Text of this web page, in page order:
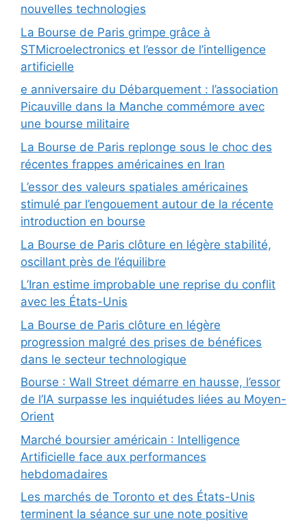
nouvelles technologies
La Bourse de Paris grimpe grâce à
STMicroelectronics et l’essor de l’intelligence
artificielle
e anniversaire du Débarquement : l’association
Picauville dans la Manche commémore avec
une bourse militaire
La Bourse de Paris replonge sous le choc des
récentes frappes américaines en Iran
L’essor des valeurs spatiales américaines
stimulé par l’engouement autour de la récente
introduction en bourse
La Bourse de Paris clôture en légère stabilité,
oscillant près de l’équilibre
L’Iran estime improbable une reprise du conflit
avec les États-Unis
La Bourse de Paris clôture en légère
progression malgré des prises de bénéfices
dans le secteur technologique
Bourse : Wall Street démarre en hausse, l’essor
de l’IA surpasse les inquiétudes liées au Moyen-
Orient
Marché boursier américain : Intelligence
Artificielle face aux performances
hebdomadaires
Les marchés de Toronto et des États-Unis
terminent la séance sur une note positive